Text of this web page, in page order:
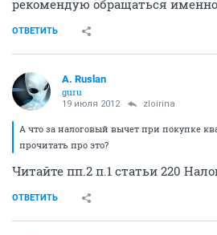
рекомендую обращаться
ОТВЕТИТЬ
A. Ruslan
guru
19 июля 2012 zloirina
А что за налоговый вычет при покупке
прочитать про это?
Читайте пп.2 п.1 статьи 220
ОТВЕТИТЬ